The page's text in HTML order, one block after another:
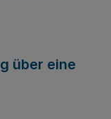
über eine